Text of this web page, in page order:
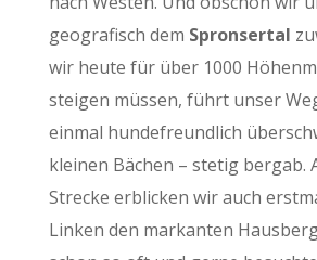
geografisch dem Spronsertal
wir heute für über 1000
steigen müssen, führt unser
einmal hundefreundlich
kleinen Bächen – stetig bergab.
Strecke erblicken wir auch
Linken den markanten